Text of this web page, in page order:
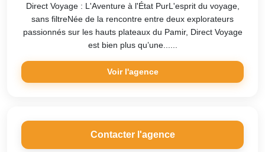
Direct Voyage : L'Aventure à l'État PurL'esprit du voyage,
sans filtreNée de la rencontre entre deux explorateurs
passionnés sur les hauts plateaux du Pamir, Direct Voyage
est bien plus qu’une......
Voir l'agence
Contacter l'agence